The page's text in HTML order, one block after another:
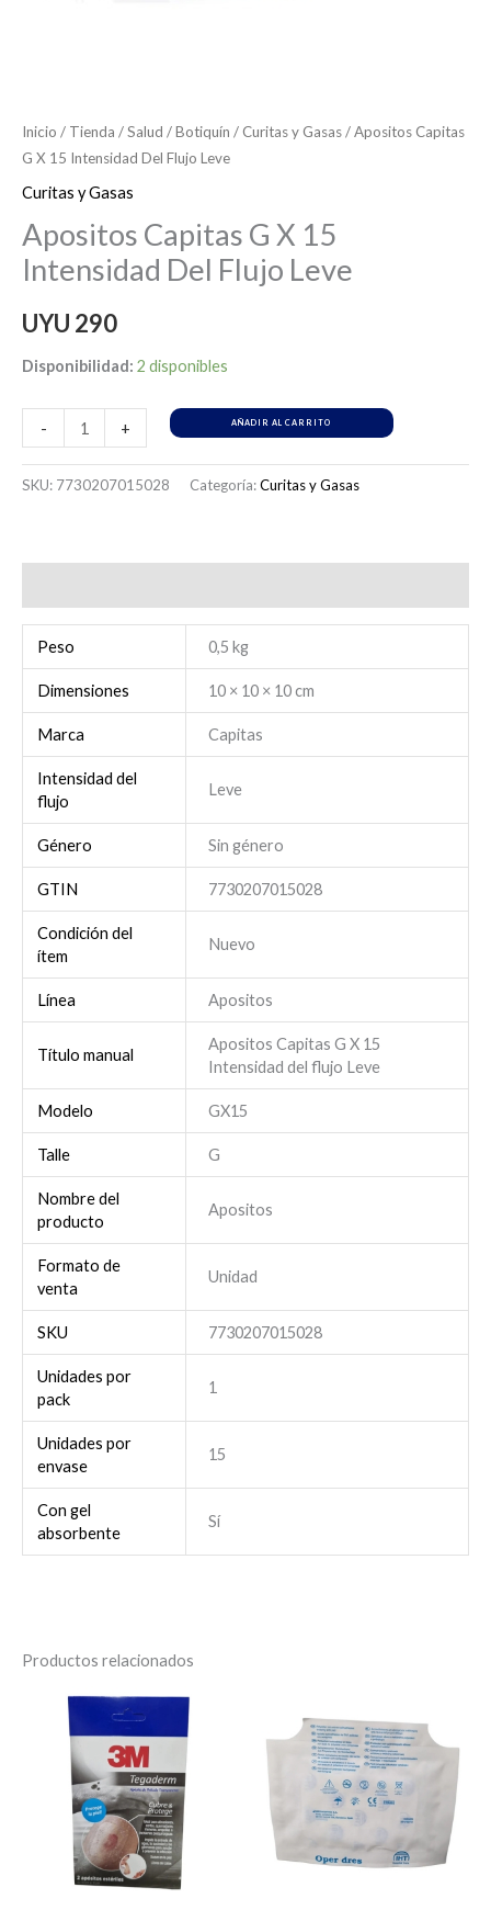
Inicio / Tienda /Salud /Botiquín / Curitas y Gasas/ Apositos Capitas
G X 15 Intensidad Del Flujo Leve
Curitas y Gasas
Apositos Capitas G X 15
Intensidad Del Flujo Leve
UYU 290
Disponibilidad: 2 disponibles
- + AÑADIR AL CARRITO
SKU: 7730207015028 Categoría:Curitas y Gasas
Peso 0,5 kg
Dimensiones 10 × 10 × 10 cm
Marca Capitas
Intensidad del
flujo
Leve
Género Sin género
GTIN 7730207015028
Condición del
ítem
Nuevo
Línea Apositos
Título manual
Apositos Capitas G X 15
Intensidad del flujo Leve
Modelo GX15
Talle G
Nombre del
producto
Apositos
Formato de
venta
Unidad
SKU 7730207015028
Unidades por
pack
1
Unidades por
envase
15
Con gel
absorbente
Sí
Productos relacionados